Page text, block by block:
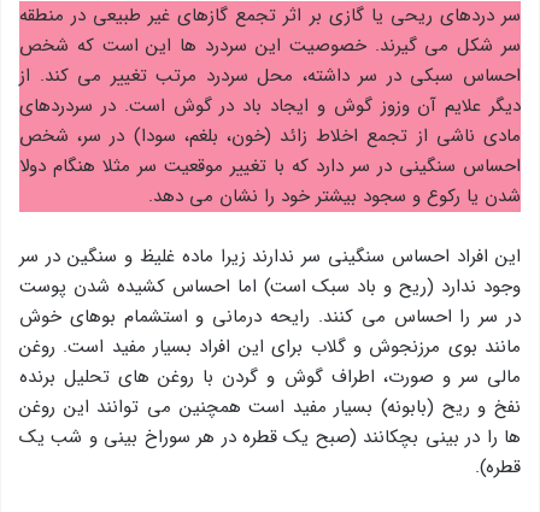
سر دردهای ریحی یا گازی بر اثر تجمع گازهای غیر طبیعی در منطقه
سر شکل می گیرند. خصوصیت این سردرد ها این است که شخص
احساس سبکی در سر داشته، محل سردرد مرتب تغییر می کند. از
دیگر علایم آن وزوز گوش و ایجاد باد در گوش است. در سردردهای
مادی ناشی از تجمع اخلاط زائد (خون، بلغم، سودا) در سر، شخص
احساس سنگینی در سر دارد که با تغییر موقعیت سر مثلا هنگام دولا
شدن یا رکوع و سجود بیشتر خود را نشان می دهد.
این افراد احساس سنگینی سر ندارند زیرا ماده غلیظ و سنگین در سر
وجود ندارد (ریح و باد سبک است) اما احساس کشیده شدن پوست
در سر را احساس می کنند. رایحه درمانی و استشمام بوهای خوش
مانند بوی مرزنجوش و گلاب برای این افراد بسیار مفید است. روغن
مالی سر و صورت، اطراف گوش و گردن با روغن های تحلیل برنده
نفخ و ریح (بابونه) بسیار مفید است همچنین می توانند این روغن
ها را در بینی بچکانند (صبح یک قطره در هر سوراخ بینی و شب یک
قطره).